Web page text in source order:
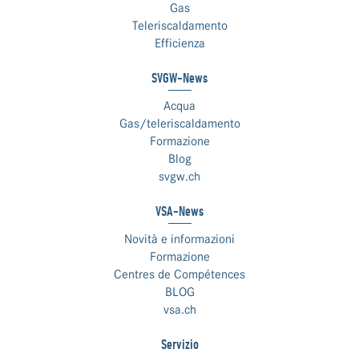
Gas
Teleriscaldamento
Efficienza
SVGW-News
Acqua
Gas/teleriscaldamento
Formazione
Blog
svgw.ch
VSA-News
Novità e informazioni
Formazione
Centres de Compétences
BLOG
vsa.ch
Servizio